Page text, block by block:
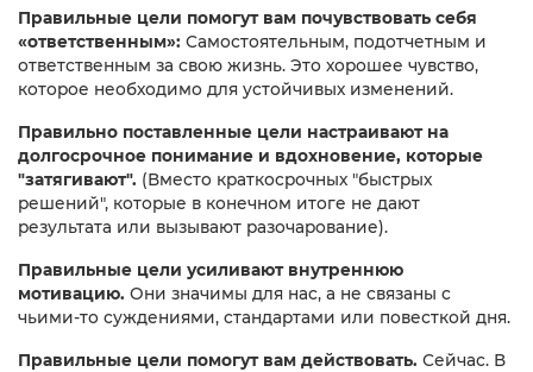
Правильные цели помогут вам почувствовать себя
«ответственным»: Самостоятельным, подотчетным и
ответственным за свою жизнь. Это хорошее чувство,
которое необходимо для устойчивых изменений.
Правильно поставленные цели настраивают на
долгосрочное понимание и вдохновение, которые
"затягивают". (Вместо краткосрочных "быстрых
решений", которые в конечном итоге не дают
результата или вызывают разочарование).
Правильные цели усиливают внутреннюю
мотивацию. Они значимы для нас, а не связаны с
чьими-то суждениями, стандартами или повесткой дня.
Правильные цели помогут вам действовать. Сейчас. В